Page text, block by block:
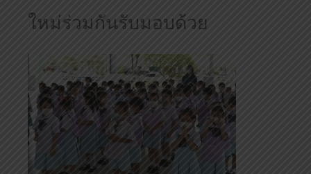
ใหม่ร่วมกันรับมอบด้วย